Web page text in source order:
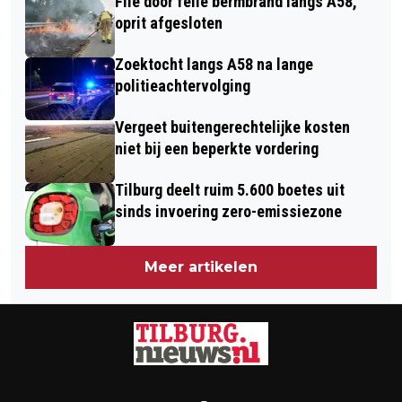
CONTAINER
TILBURGERS KIEZEN TEGENWOORDIG
VOOR EEN COMBINATIE VAN BEIDE IN
HUN VRIJE TIJD
oprit afgesloten
Zoektocht langs A58 na lange
politieachtervolging
Vergeet buitengerechtelijke kosten
niet bij een beperkte vordering
Tilburg deelt ruim 5.600 boetes uit
sinds invoering zero-emissiezone
Meer artikelen